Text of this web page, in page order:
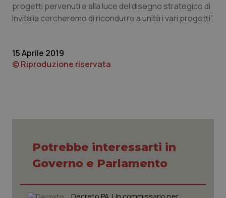
Provincia Autonoma di Bolzano
Puglia
Sicilia
Toscana
Infezioni & Febbre
Malattie rare
Neuroscienze & patologie neurodegenerative
Obesità
progetti pervenuti e alla luce del disegno strategico di
Invitalia cercheremo di ricondurre a unità i vari progetti”.
15 Aprile 2019
© Riproduzione riservata
Potrebbe interessarti in
Governo e Parlamento